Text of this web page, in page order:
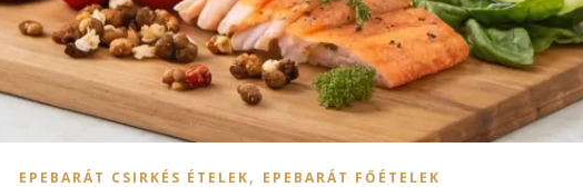
EPEBARÁT CSIRKÉS ÉTELEK, EPEBARÁT FŐÉTELEK